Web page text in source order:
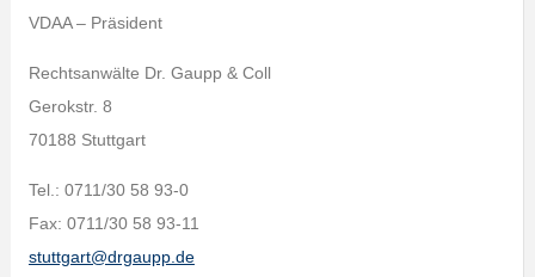
VDAA – Präsident
Rechtsanwälte Dr. Gaupp & Coll
Gerokstr. 8
70188 Stuttgart
Tel.: 0711/30 58 93-0
Fax: 0711/30 58 93-11
stuttgart@drgaupp.de